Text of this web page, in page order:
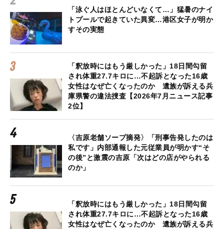
「泳ぐ人はほとんどいなくて…」猛暑のナイ
トプールで起きていた異変…港区女子が明か
すその実態
「釈放時にはもう厳しかった」18日間勾留
され体重27.7キロに…不起訴となった16歳
女性はなぜ亡くなったのか 遺族が訴える兵
庫県警の違法捜査【2026年7月ニュース記事
2位】
〈吉原老舗ソープ摘発〉「刑事告発したのは
私です」内部通報した元従業員が明かす“そ
の後”と激震の吉原「次はどの店がやられる
のか」
「釈放時にはもう厳しかった」18日間勾留
され体重27.7キロに…不起訴となった16歳
女性はなぜ亡くなったのか 遺族が訴える兵